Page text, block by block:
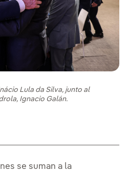
Lula da Silva, junto al
Ignacio Galán.
se suman a la